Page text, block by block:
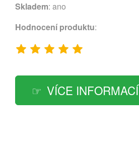
Skladem: ano
Hodnocení produktu:
VÍCE INFORMACÍ